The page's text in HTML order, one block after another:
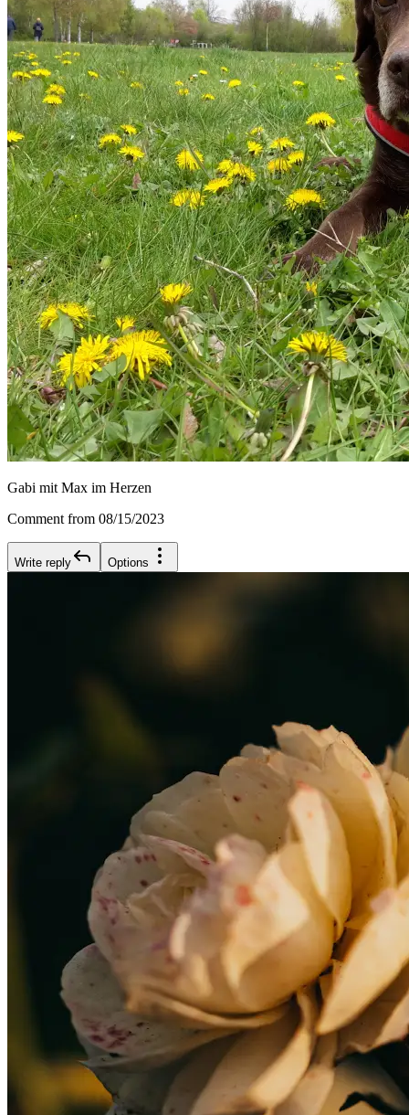
Gabi mit Max im Herzen
Comment from 08/15/2023
Write reply Options